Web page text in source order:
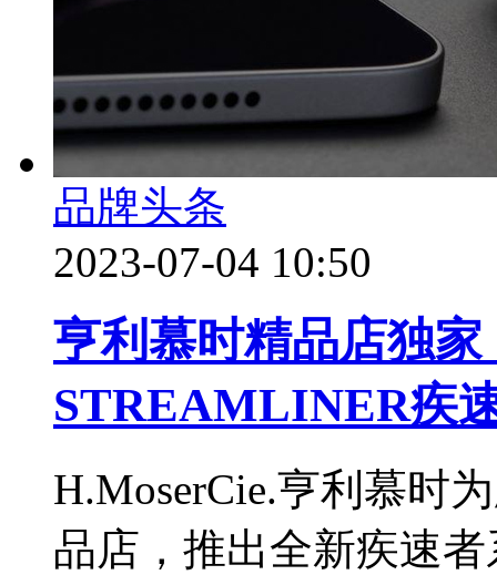
品牌头条
2023-07-04 10:50
亨利慕时精品店独
STREAMLINER疾
H.MoserCie.亨利慕时
品店，推出全新疾速